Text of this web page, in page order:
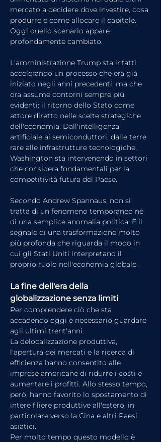
mercato a decidere dove investire, cosa
produrre e come allocare il capitale.
Oggi quello scenario appare
profondamente cambiato.
L'amministrazione Trump sta infatti
accelerando un processo che era già
iniziato negli anni precedenti, ma che
ora assume contorni sempre più
evidenti: il ritorno dello Stato come
attore diretto nelle scelte strategiche
dell'economia. Dall'intelligenza
artificiale ai semiconduttori, dalle terre
rare alle infrastrutture tecnologiche,
Washington sta intervenendo in settori
che considera fondamentali per la
competitività futura del Paese.
Secondo Andrew Spannaus, non si
tratta di un fenomeno temporaneo né
di una semplice anomalia politica. È il
segnale di una trasformazione molto
più profonda che riguarda il modo in
cui gli Stati Uniti interpretano il
proprio ruolo nell'economia globale.
La fine dell'era della
globalizzazione senza limiti
Per comprendere ciò che sta
accadendo oggi è necessario guardare
agli ultimi trent'anni.
La delocalizzazione produttiva,
l'apertura dei mercati e la ricerca di
efficienza hanno consentito alle
imprese americane di ridurre i costi e
aumentare i profitti. Allo stesso tempo,
però, hanno favorito lo spostamento di
intere filiere produttive all'estero, in
particolare verso la Cina e altri Paesi
asiatici.
Per molto tempo questo modello è